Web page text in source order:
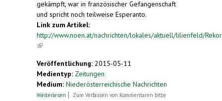
gekämpft, war in französischer Gefangenschaft
und spricht noch teilweise Esperanto.
Link zum Artikel:
http://www.noen.at/nachrichten/lokales/aktuell/lilienfeld/
(link is external)
Veröffentlichung: 2015-05-11
Medientyp: Zeitungen
Medium: Niederösterreichische Nachrichten
Weiterlesen über Rekordverdächtig: Aktiver Musiker ist über 90
Zum Verfassen von Kommentaren bitte